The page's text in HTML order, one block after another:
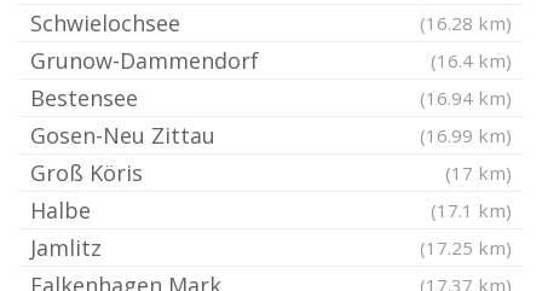
Schwielochsee (16.28 km)
Grunow-Dammendorf (16.4 km)
Bestensee (16.94 km)
Gosen-Neu Zittau (16.99 km)
Groß Köris (17 km)
Halbe (17.1 km)
Jamlitz (17.25 km)
Falkenhagen Mark (17.37 km)